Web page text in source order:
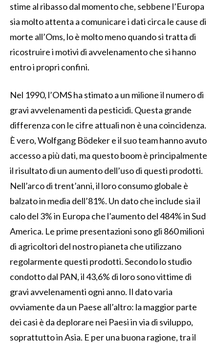
stime al ribasso dal momento che, sebbene l’Europa
sia molto attenta a comunicare i dati circa le cause di
morte all’Oms, lo è molto meno quando si tratta di
ricostruire i motivi di avvelenamento che si hanno
entro i propri confini.
Nel 1990, l’OMS ha stimato a un milione il numero di
gravi avvelenamenti da pesticidi. Questa grande
differenza con le cifre attuali non è una coincidenza.
È vero, Wolfgang Bödeker e il suo team hanno avuto
accesso a più dati, ma questo boom è principalmente
il risultato di un aumento dell’uso di questi prodotti.
Nell’arco di trent’anni, il loro consumo globale è
balzato in media dell’81%. Un dato che include sia il
calo del 3% in Europa che l’aumento del 484% in Sud
America. Le prime presentazioni sono gli 860 milioni
di agricoltori del nostro pianeta che utilizzano
regolarmente questi prodotti. Secondo lo studio
condotto dal PAN, il 43,6% di loro sono vittime di
gravi avvelenamenti ogni anno. Il dato varia
ovviamente da un Paese all’altro: la maggior parte
dei casi è da deplorare nei Paesi in via di sviluppo,
soprattutto in Asia. E per una buona ragione, tra il